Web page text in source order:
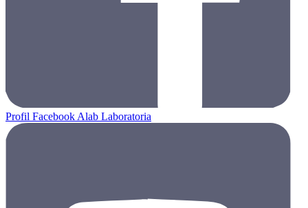
Profil Facebook Alab Laboratoria